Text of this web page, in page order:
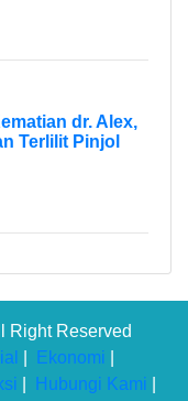
dr. Alex,
Terlilit Pinjol
Right Reserved
Ekonomi
Hubungi Kami